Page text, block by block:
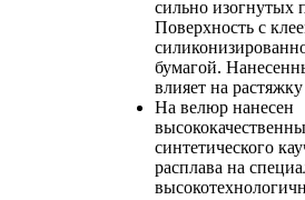
сильно изогнутых
Поверхность с
бумагой.
влияет на
На велюр нанесен
синтетического
расплава на